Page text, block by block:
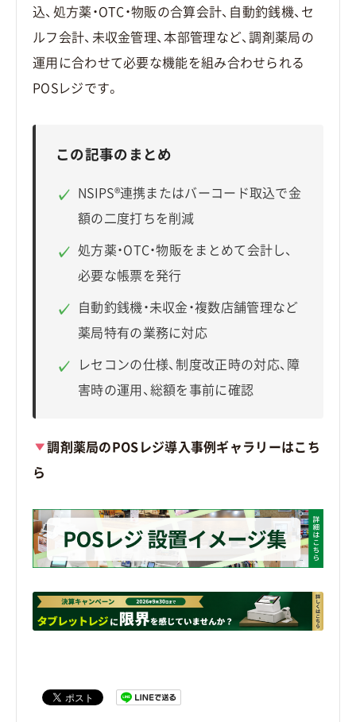
込、処方薬・OTC・物販の合算会計、自動釣銭機、セ
ルフ会計、未収金管理、本部管理など、調剤薬局の
運用に合わせて必要な機能を組み合わせられる
POSレジです。
この記事のまとめ
✓
NSIPS®連携またはバーコード取込で金
額の二度打ちを削減
✓
処方薬・OTC・物販をまとめて会計し、
必要な帳票を発行
✓
自動釣銭機・未収金・複数店舗管理など
薬局特有の業務に対応
✓
レセコンの仕様、制度改正時の対応、障
害時の運用、総額を事前に確認
調剤薬局のPOSレジ導入事例ギャラリーはこち
ら